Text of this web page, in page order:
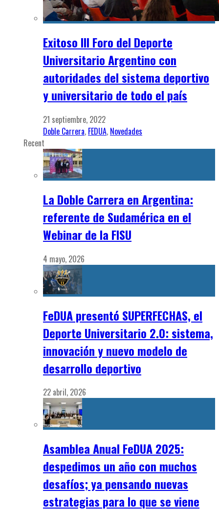
Exitoso III Foro del Deporte
Universitario Argentino con
autoridades del sistema deportivo
y universitario de todo el país
21 septiembre, 2022
Doble Carrera, FEDUA, Novedades
Recent
La Doble Carrera en Argentina:
referente de Sudamérica en el
Webinar de la FISU
4 mayo, 2026
FeDUA presentó SUPERFECHAS, el
Deporte Universitario 2.0: sistema,
innovación y nuevo modelo de
desarrollo deportivo
22 abril, 2026
Asamblea Anual FeDUA 2025:
despedimos un año con muchos
desafíos; ya pensando nuevas
estrategias para lo que se viene